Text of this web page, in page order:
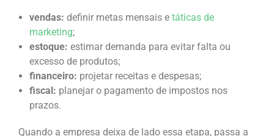
vendas: definir metas mensais e táticas de
marketing;
estoque: estimar demanda para evitar falta ou
excesso de produtos;
financeiro: projetar receitas e despesas;
fiscal: planejar o pagamento de impostos nos
prazos.
Quando a empresa deixa de lado essa etapa, passa a